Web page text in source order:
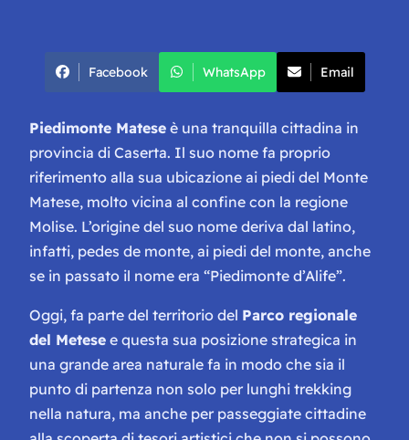
Facebook WhatsApp Email
Piedimonte Matese è una tranquilla cittadina in
provincia di Caserta. Il suo nome fa proprio
riferimento alla sua ubicazione ai piedi del Monte
Matese, molto vicina al confine con la regione
Molise. L’origine del suo nome deriva dal latino,
infatti, pedes de monte, ai piedi del monte, anche
se in passato il nome era “Piedimonte d’Alife”.
Oggi, fa parte del territorio del Parco regionale
del Metese e questa sua posizione strategica in
una grande area naturale fa in modo che sia il
punto di partenza non solo per lunghi trekking
nella natura, ma anche per passeggiate cittadine